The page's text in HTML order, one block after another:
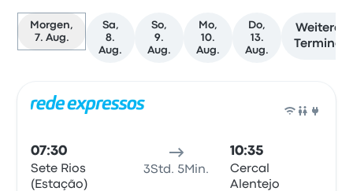
Morgen,
7. Aug.
Sa,
8.
Aug.
So,
9.
Aug.
Mo,
10.
Aug.
Do,
13.
Aug.
Weitere
Termine
07:30
Sete Rios
(Estação)
3Std. 5Min.
10:35
Cercal
Alentejo